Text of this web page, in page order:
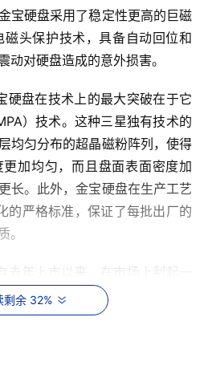
宝硬盘采用了稳定性更高的巨磁
磁头保护技术，具备自动回位和
盘在技术上的最大突破在于它
）技术。这种三星独有技术的
均匀分布的超晶磁粉阵列，使得
加均匀，而且盘面表面密度加
长。此外，金宝硬盘在生产工艺
的严格标准，保证了每批出厂的
年上市以来，在市场上刮起一
场主流产品之一。然而随着三星
上开始出现了一些三星水货硬
一方面，是希望通过优惠促销答
剩余 32%